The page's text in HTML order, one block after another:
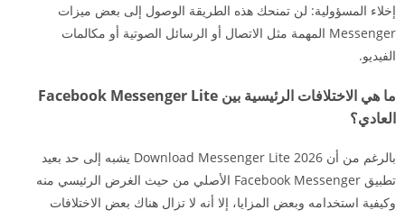
إخلاء المسؤولية: لن تمنحك هذه الطريقة الوصول إلى بعض ميزات
Messenger المهمة مثل الاتصال أو الرسائل الصوتية أو مكالمات
الفيديو.
ما هي الاختلافات الرئيسية بين Facebook Messenger Lite
العادي؟
بالرغم من أن Download Messenger Lite 2026 يشبه إلى حد بعيد
تطبيق Facebook Messenger الأصلي من حيث الغرض الرئيسي منه
وكيفية استخدامه وبعض المزايا، إلا أنه لا تزال هناك بعض الاختلافات